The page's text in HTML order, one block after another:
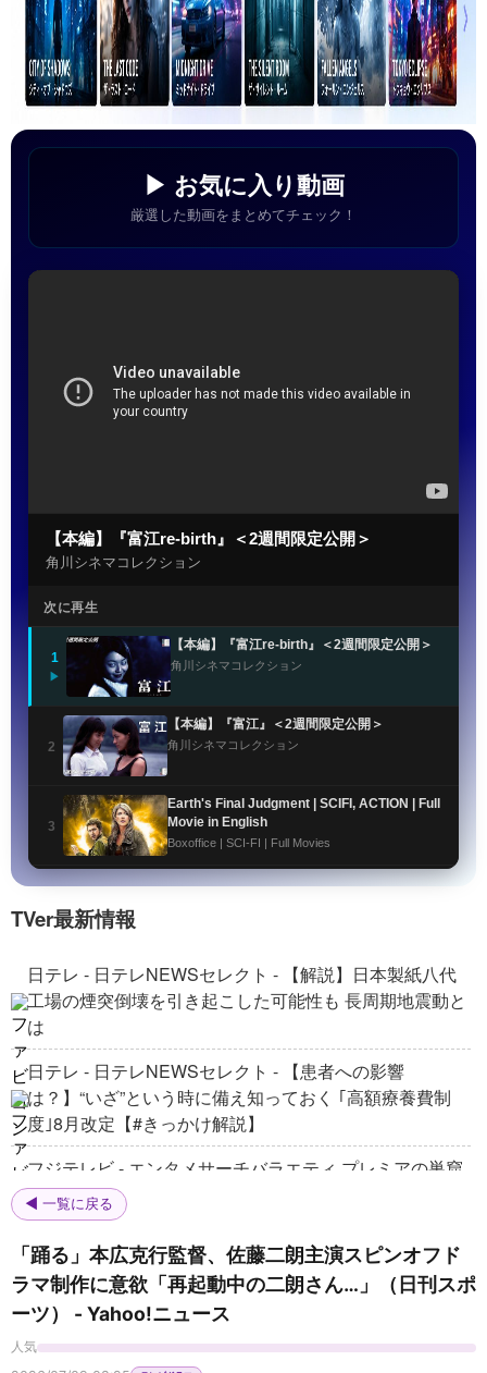
▶ お気に入り動画
厳選した動画をまとめてチェック！
【本編】『富江re-birth』＜2週間限定公開＞
角川シネマコレクション
次に再生
1
▶
【本編】『富江re-birth』＜2週間限定公開＞
角川シネマコレクション
2
【本編】『富江』＜2週間限定公開＞
角川シネマコレクション
3
Earth's Final Judgment | SCIFI, ACTION | Full
Movie in English
Boxoffice | SCI-FI | Full Movies
5
English
Boxoffice | SCI-FI | Full Movies
6 Boxoffice | SCI-FI | Full Movies
7
Ring of Fire | SCIFI | Full Movie in English
8
【
本編無料公開中】アウシュビッツの絶望の中
で、新しい命を守り抜いた助産師の実話――。人間
の尊厳を描く不朽の歴史ドラマ『エンジェル・オ
映画カルチュア FilmIsNow Japan
TVer最新情報
日テレ - 日テレNEWSセレクト - 【解説】日本製紙八代
工場の煙突倒壊を引き起こした可能性も 長周期地震動と
は
日テレ - 日テレNEWSセレクト - 【患者への影響
は？】“いざ”という時に備え知っておく ｢高額療養費制
度｣8月改定【#きっかけ解説】
フジテレビ - エンタメサーチバラエティ プレミアの巣窟
- 「逃走中」の新たな舞台・バーチャル空間で絶叫
フジテレビ - ゲームセンターCX クライマックス - 『魔界
村』
BSよしもと - ブラマヨ小杉の「走れ！こすっちょ」 - ブ
ラマヨ小杉の「走れ！こすっちょ」34
◀ 一覧に戻る
「踊る」本広克行監督、佐藤二朗主演スピンオフド
ラマ制作に意欲「再起動中の二朗さん…」（日刊スポ
ーツ） - Yahoo!ニュース
人気